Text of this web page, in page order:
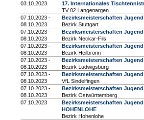
03.10.2023
17. Internationales
TV 02 Langenargen
07.10.2023 -
08.10.2023
Bezirksmeisterschaften
Bezirk Stuttgart
07.10.2023 -
08.10.2023
Bezirksmeisterschaften Jugend
Bezirk Neckar-Fils
07.10.2023 -
08.10.2023
Bezirksmeisterschaften
Bezirk Heilbronn
07.10.2023 -
08.10.2023
Bezirksmeisterschaften Jugend
Bezirk Ludwigsburg
07.10.2023 -
08.10.2023
Bezirksmeisterschaften
VfL Sindelfingen
07.10.2023 -
08.10.2023
Bezirksmeisterschaften
Bezirk Ostwürttemberg
07.10.2023
Bezirksmeisterschaften
HOHENLOHE
Bezirk Hohenlohe